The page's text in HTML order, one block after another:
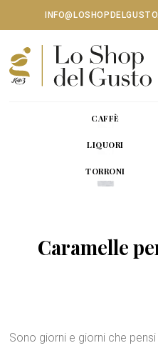
CAFFÈ
LIQUORI
TORRONI
Caramelle
Sono giorni e giorni che